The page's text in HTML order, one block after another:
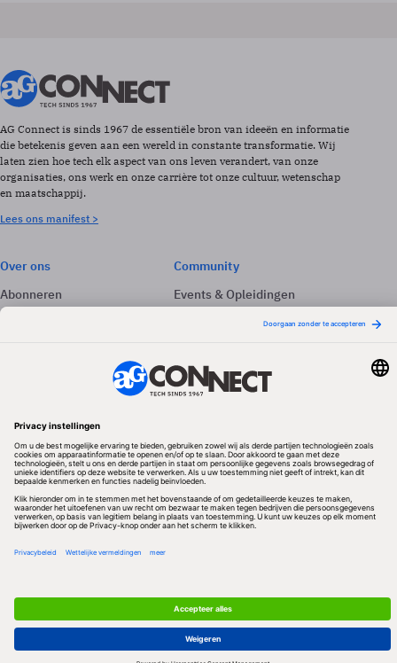
AG Connect is sinds 1967 de essentiële bron van ideeën en informatie
die betekenis geven aan een wereld in constante transformatie. Wij
laten zien hoe tech elk aspect van ons leven verandert, van onze
organisaties, ons werk en onze carrière tot onze cultuur, wetenschap
en maatschappij.
Lees ons manifest >
Over ons
Abonneren
Adverteren
Community
Events & Opleidingen
Volg ons
Redactionele partner
Algemene Voorwaarden & Copyrights